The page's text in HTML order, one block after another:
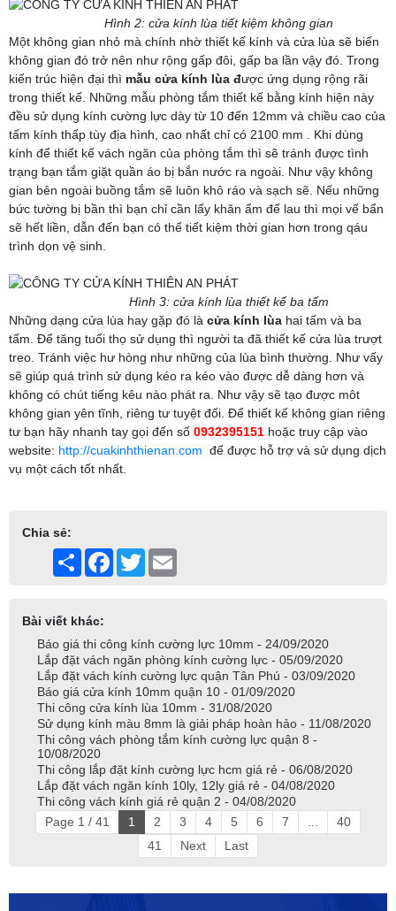
Hình 2: cửa kính lùa tiết kiệm không gian
Một không gian nhỏ mà chính nhờ thiết kế kính và cửa lùa sẽ biến
không gian đó trở nên như rộng gấp đôi, gấp ba lần vậy đó. Trong
kiến trúc hiện đại thì mẫu cửa kính lùa được ứng dụng rộng rãi
trong thiết kế. Những mẫu phòng tắm thiết kế bằng kính hiện này
đều sử dụng kính cường lực dày từ 10 đến 12mm và chiều cao của
tấm kính thấp tùy địa hình, cao nhất chỉ có 2100 mm . Khi dùng
kính để thiết kế vách ngăn của phòng tắm thì sẽ tránh được tình
trạng bạn tắm giặt quần áo bị bắn nước ra ngoài. Như vậy không
gian bên ngoài buồng tắm sẽ luôn khô ráo và sạch sẽ. Nếu những
bức tường bị bần thì bạn chỉ cần lấy khăn ẩm để lau thì mọi vế bẩn
sẽ hết liền, dẫn đến bạn có thể tiết kiệm thời gian hơn trong qáu
trình dọn vệ sinh.
Hình 3: cửa kính lùa thiết kế ba tấm
Những dạng cửa lùa hay gặp đó là cửa kính lùa hai tấm và ba
tấm. Để tăng tuổi thọ sử dụng thì người ta đã thiết kế cửa lùa trượt
treo. Tránh việc hư hòng như những của lùa bình thường. Như vấy
sẽ giúp quá trình sử dụng kéo ra kéo vào được dễ dàng hơn và
không có chút tiếng kêu nào phát ra. Như vậy sẽ tạo được môt
không gian yên tĩnh, riêng tư tuyệt đối. Để thiết kế không gian riêng
tư bạn hãy nhanh tay gọi đến số 0932395151 hoặc truy cập vào
website: http://cuakinhthienan.com để được hỗ trợ và sử dụng dịch
vụ một cách tốt nhất.
Chia sẻ:
Share Facebook
Twitter
Bài viết khác:
Báo giá thi công kính cường lực 10mm - 24/09/2020
Lắp đặt vách ngăn phòng kính cường lực - 05/09/2020
Lắp đặt vách kính cường lực quận Tân Phú - 03/09/2020
Báo giá cửa kính 10mm quận 10 - 01/09/2020
Thi công cửa kính lùa 10mm - 31/08/2020
Sử dụng kính màu 8mm là giải pháp hoàn hảo - 11/08/2020
Thi công vách phòng tắm kính cường lực quận 8 -
10/08/2020
Thi công lắp đặt kính cường lực hcm giá rẻ - 06/08/2020
Lắp đặt vách ngăn kính 10ly, 12ly giá rẻ - 04/08/2020
Thi công vách kính giá rẻ quận 2 - 04/08/2020
Page 1 / 41
1 2 3 4 5 6 7
40
41
Next Last